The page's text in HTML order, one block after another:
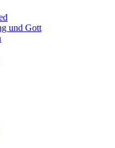
und Gott